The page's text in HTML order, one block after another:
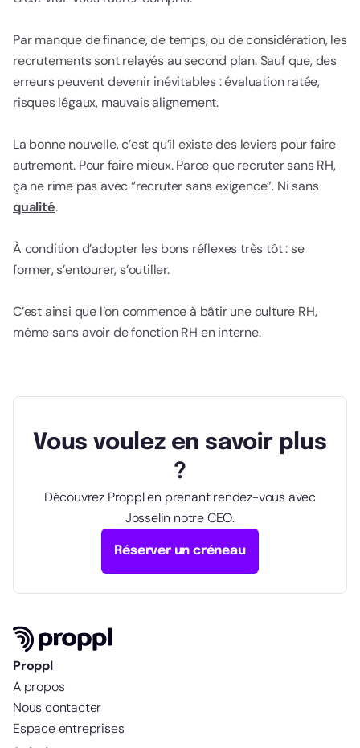
Par manque de finance, de temps, ou de considération, les
recrutements sont relayés au second plan. Sauf que, des
erreurs peuvent devenir inévitables : évaluation ratée,
risques légaux, mauvais alignement.
La bonne nouvelle, c’est qu’il existe des leviers pour faire
autrement. Pour faire mieux. Parce que recruter sans RH,
ça ne rime pas avec “recruter sans exigence”. Ni sans
qualité.
À condition d’adopter les bons réflexes très tôt : se
former, s’entourer, s’outiller.
C’est ainsi que l’on commence à bâtir une culture RH,
même sans avoir de fonction RH en interne.
Vous voulez en savoir plus
?
Découvrez Proppl en prenant rendez-vous avec
Josselin notre CEO.
Réserver un créneau
Proppl
A propos
Nous contacter
Espace entreprises